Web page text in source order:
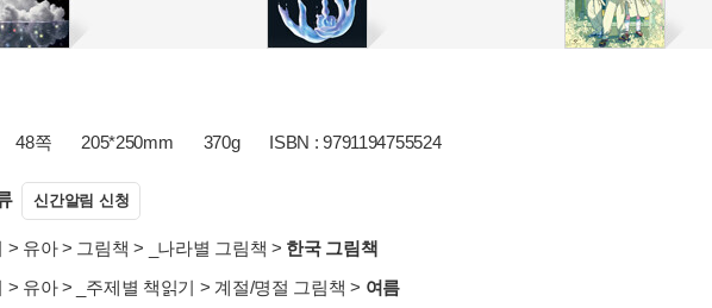
48쪽 205*250mm 370g ISBN : 9791194755524
신간알림 신청
> 유아> 그림책 > _나라별 그림책 > 한국 그림책
> 유아> _주제별 책읽기 > 계절/명절 그림책 > 여름